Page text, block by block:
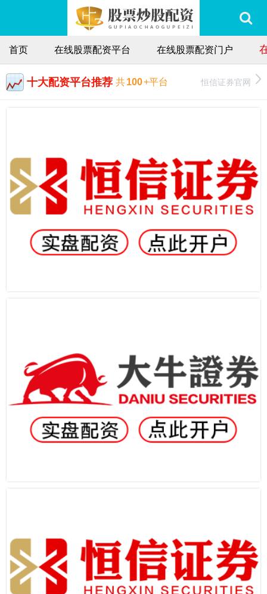
首页 在线股票配资平台 在线股票配资门户
十大配资平台推荐 共100+平台 恒信证券官网